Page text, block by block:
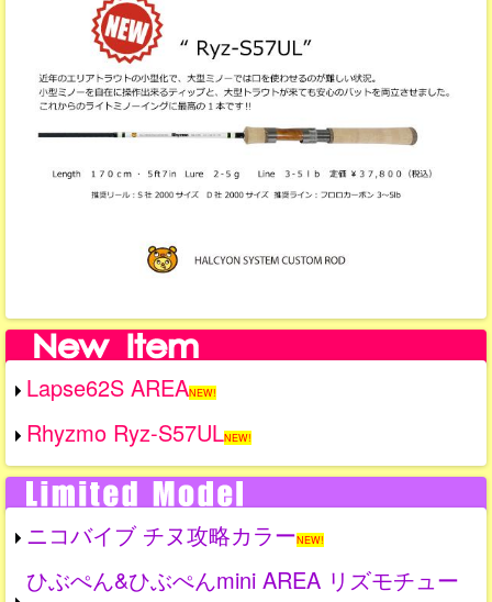
Lapse62S AREANEW!
Rhyzmo Ryz-S57ULNEW!
ニコバイブ チヌ攻略カラーNEW!
ひぶぺん&ひぶぺんmini AREA リズモチュー